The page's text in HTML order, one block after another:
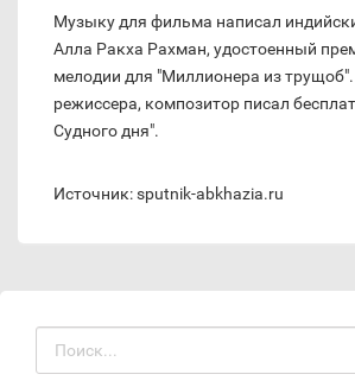
Музыку для фильма написал
Алла Ракха Рахман, удостоенный
мелодии для "Миллионера из
режиссера, композитор писал
Судного дня".
Источник: sputnik-abkhazia.ru